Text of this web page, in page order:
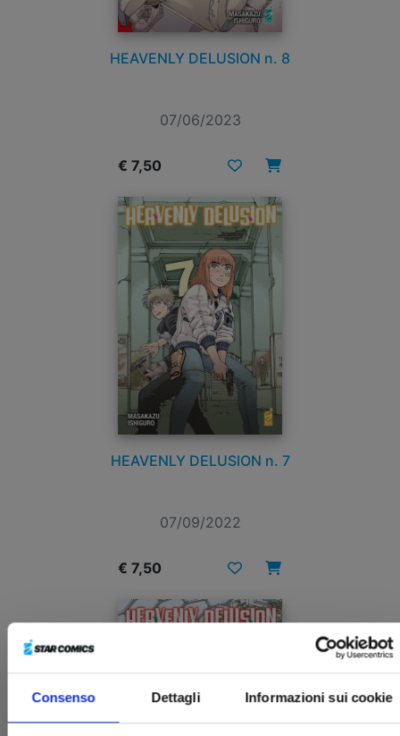
Consenso Dettagli Informazioni sui cookie
HEAVENLY DELUSION n. 8
07/06/2023
€ 7,50
HEAVENLY DELUSION n. 7
07/09/2022
€ 7,50